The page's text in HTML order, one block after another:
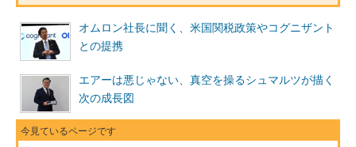
オムロン社長に聞く、米国関税政策やコグニザント
との提携
エアーは悪じゃない、真空を操るシュマルツが描く
次の成長図